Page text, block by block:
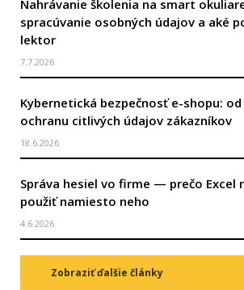
Nahrávanie školenia na smart
spracúvanie osobných údajov a aké
lektor
7.7.2026
Kybernetická bezpečnosť e-shopu:
ochranu citlivých údajov zákazníkov
18.6.2026
Správa hesiel vo firme — prečo Excel
použiť namiesto neho
4.6.2026
Zobraziť ďalšie články